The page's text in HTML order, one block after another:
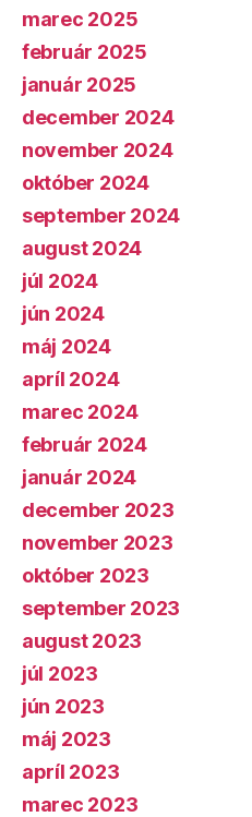
marec 2025
február 2025
január 2025
december 2024
november 2024
október 2024
september 2024
august 2024
júl 2024
jún 2024
máj 2024
apríl 2024
marec 2024
február 2024
január 2024
december 2023
november 2023
október 2023
september 2023
august 2023
júl 2023
jún 2023
máj 2023
apríl 2023
marec 2023